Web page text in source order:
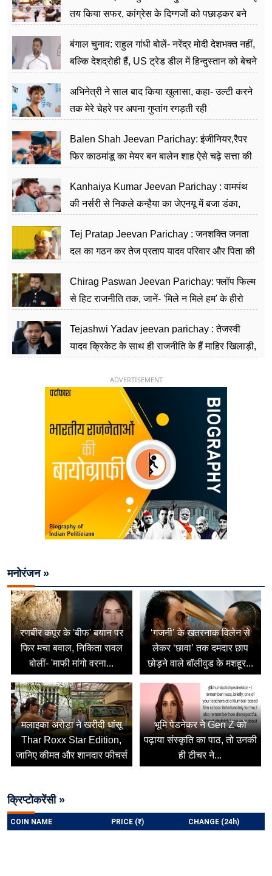
तय किया सफर, कांग्रेस के दिग्गजों को पछाड़कर बने
बंगाल चुनाव: राहुल गांधी बोलें- नरेंद्र मोदी देशभक्त नहीं,
बल्कि देशद्रोही हैं, US ट्रेड डील में हिन्दुस्तान को बेचने
अभिनेत्री ने साल बाद किया खुलासा, कहा- उल्टी करने
तक मेरे चेहरे पर अपना गुप्तांग रगड़ती रही
Balen Shah Jeevan Parichay: इंजीनियर,रैपर
फिर काठमांडू का मेयर बन बालेन शाह ऐसे चढ़े सत्ता की
Kanhaiya Kumar Jeevan Parichay : वामपंथ
की नर्सरी से निकले कन्हैया का जेएनयू में बजा डंका,
Tej Pratap Jeevan Parichay : जनशक्ति जनता
दल का गठन कर तेज प्रताप यादव परिवार और पिता की
Chirag Paswan Jeevan Parichay: फ्लॉप फिल्म
से हिट राजनीति तक, जानें- 'मिले न मिले हम' के हीरो
Tejashwi Yadav jeevan parichay : तेजस्वी
यादव क्रिकेट के साथ ही राजनीति के हैं माहिर खिलाड़ी,
ADVERTISEMENT
मनोरंजन »
रणबीर कपूर के 'बीफ' बयान पर
फिर मचा बवाल, निकिता रावल
बोलीं- 'माफी मांगो वरना...
‘गजनी’ के खतरनाक विलेन से
लेकर ‘छावा’ तक दमदार छाप
छोड़ने वाले बॉलीवुड के मशहूर...
मलाइका अरोड़ा ने खरीदी धांसू
Thar Roxx Star Edition,
जानिए कीमत और शानदार फीचर्स
भूमि पेडनेकर ने Gen Z को
पढ़ाया संस्कृति का पाठ, तो उनकी
ही टीचर ने...
क्रिप्टोकरेंसी »